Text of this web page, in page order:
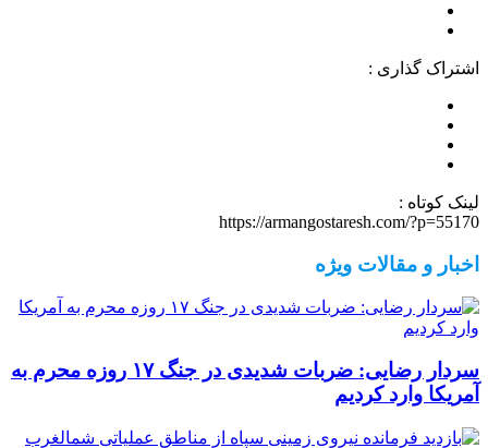
اشتراک گذاری :
لینک کوتاه :
https://armangostaresh.com/?p=55170
اخبار و مقالات ویژه
سردار رضایی: ضربات شدیدی در جنگ ۱۷ روزه محرم به
آمریکا وارد کردیم